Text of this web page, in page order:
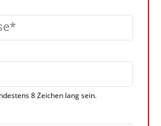
8 Zeichen lang sein.